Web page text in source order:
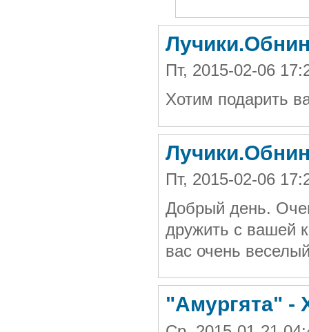
Пт, 2015-02-06
Хотим подарить
Пт, 2015-02-06
Добрый день.
дружить с вашей
вас очень
"Амургята" -